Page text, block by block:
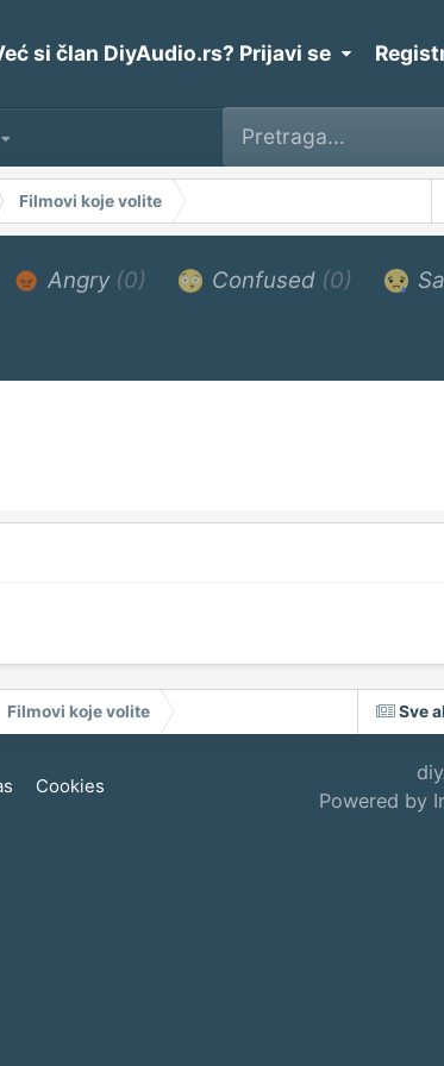
si član DiyAudio.rs? Prijavi se
Filmovi koje volite
Angry (0) Confused (0)
Sve
Filmovi koje volite
Cookies
Powered by